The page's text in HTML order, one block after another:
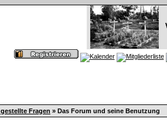
Fragen » Das Forum und seine Benutzung